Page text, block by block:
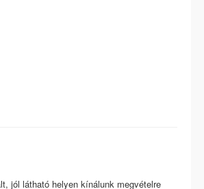
jól látható helyen kínálunk megvételre